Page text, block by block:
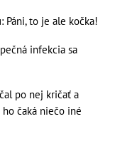
Páni, to je ale kočka!
infekcia sa
po nej kričať a
čaká niečo iné